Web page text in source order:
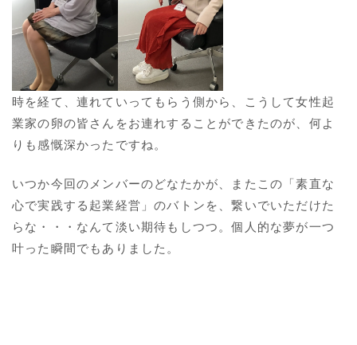
時を経て、連れていってもらう側から、こうして女性起
業家の卵の皆さんをお連れすることができたのが、何よ
りも感慨深かったですね。
いつか今回のメンバーのどなたかが、またこの「素直な
心で実践する起業経営」のバトンを、繋いでいただけた
らな・・・なんて淡い期待もしつつ。個人的な夢が一つ
叶った瞬間でもありました。